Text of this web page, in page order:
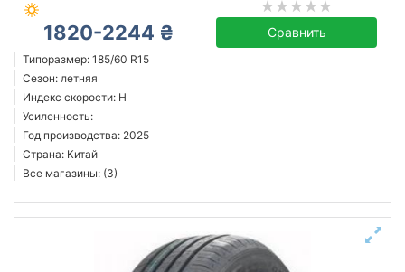
1820-2244 ₴ Сравнить
Типоразмер: 185/60 R15
Сезон: летняя
Индекс скорости: H
Усиленность:
Год производства: 2025
Страна: Китай
Все магазины: (3)